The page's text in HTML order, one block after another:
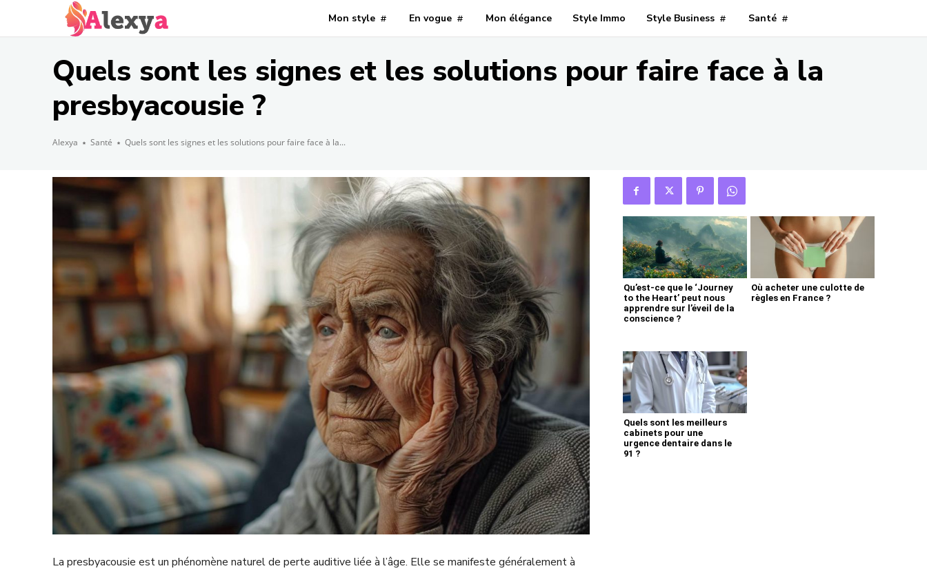
Mon style En vogue Mon élégance Style Immo Style Business Santé
Quels sont les signes et les solutions pour faire face à la
presbyacousie ?
Alexya Santé Quels sont les signes et les solutions pour faire face à la...
La presbyacousie est un phénomène naturel de perte auditive liée à l’âge. Elle se manifeste généralement à
Qu’est-ce que le ‘Journey
to the Heart’ peut nous
apprendre sur l’éveil de la
conscience ?
Où acheter une culotte de
règles en France ?
Quels sont les meilleurs
cabinets pour une
urgence dentaire dans le
91 ?